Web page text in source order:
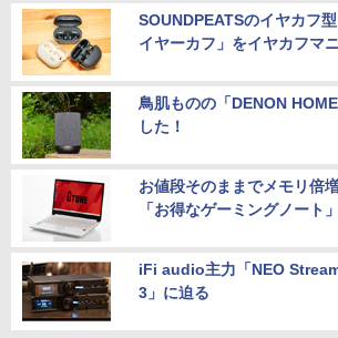
SOUNDPEATSのイヤカフ
イヤーカフ」をイヤカフマ
鳥肌ものの「DENON
した！
お値段そのままでメモリ倍
「お得なゲーミングノート」
iFi audio主力「NEO
3」に迫る